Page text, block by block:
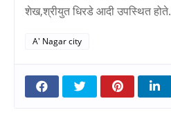
शेख,श्रीयुत धिरडे आदी उपस्थित होते.
A' Nagar city